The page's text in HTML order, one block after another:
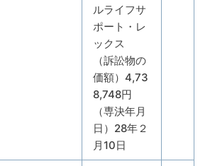
ルライフサ
ポート・レ
ックス
（訴訟物の
価額）4,73
8,748円
（専決年月
日）28年２
月10日